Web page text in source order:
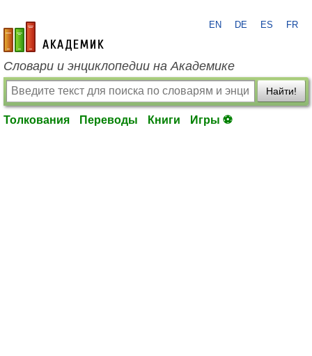
academic.ru
EN DE ES FR
Словари и энциклопедии на Академике
Найти!
Толкования Переводы Книги Игры ⚽